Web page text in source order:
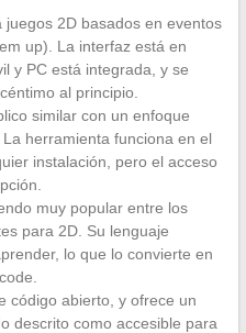
juegos 2D basados en eventos
up). La interfaz está en
y PC está integrada, y se
al principio.
similar con un enfoque
herramienta funciona en el
instalación, pero el acceso
muy popular entre los
para 2D. Su lenguaje
lo que lo convierte en
código abierto, y ofrece un
descrito como accesible para